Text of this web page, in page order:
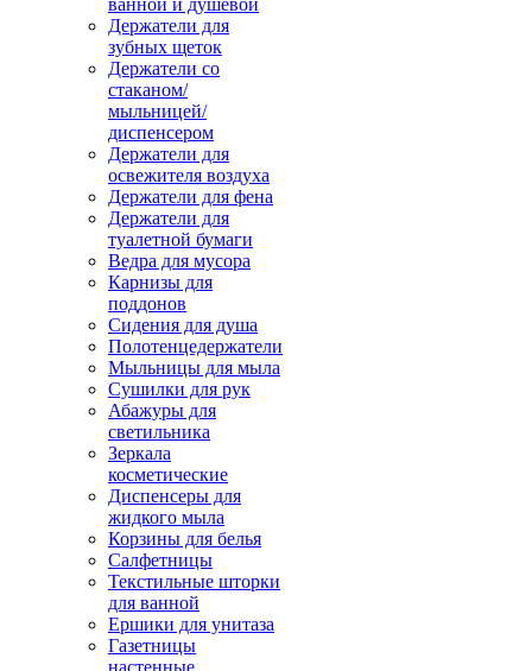
ванной и душевой
Держатели для
зубных щеток
Держатели со
стаканом/
мыльницей/
диспенсером
Держатели для
освежителя воздуха
Держатели для фена
Держатели для
туалетной бумаги
Ведра для мусора
Карнизы для
поддонов
Сидения для душа
Полотенцедержатели
Мыльницы для мыла
Сушилки для рук
Абажуры для
светильника
Зеркала
косметические
Диспенсеры для
жидкого мыла
Корзины для белья
Салфетницы
Текстильные шторки
для ванной
Ершики для унитаза
Газетницы
настенные